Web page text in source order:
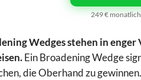
249 €
Wedges stehen in
Ein Broadening Wedge
die Oberhand zu